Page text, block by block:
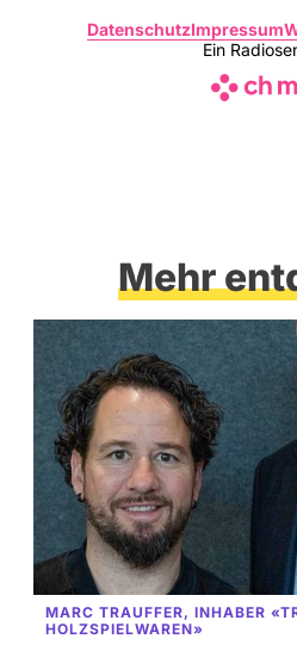
DatenschutzImpressum
Ein
Mehr
MARC TRAUFFER, INHABER
HOLZSPIELWAREN»